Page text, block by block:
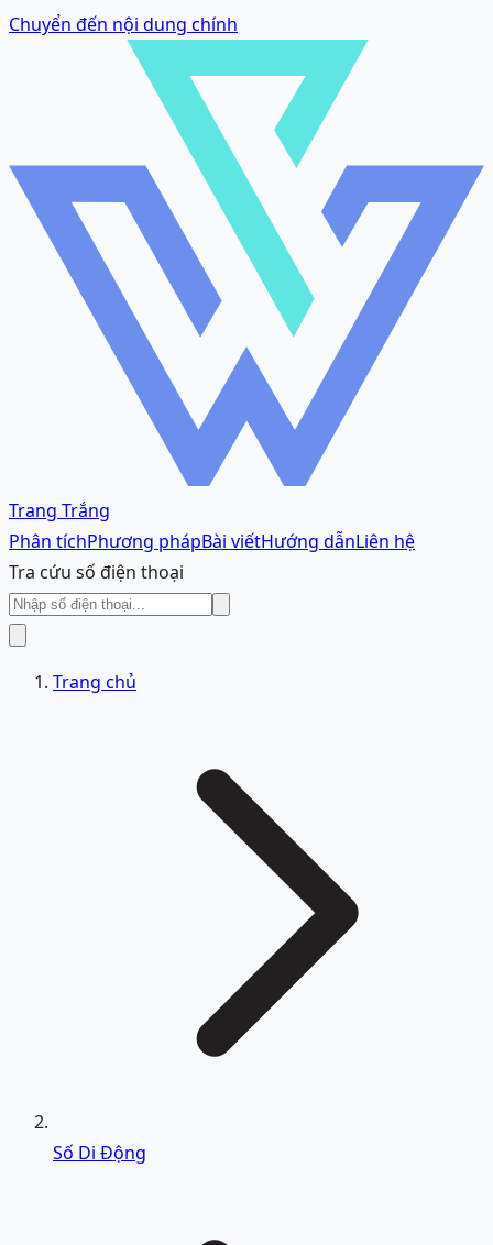
Chuyển đến nội dung chính
Trang Trắng
Phân tíchPhương phápBài viếtHướng dẫnLiên hệ
Tra cứu số điện thoại
Trang chủ
Số Di Động